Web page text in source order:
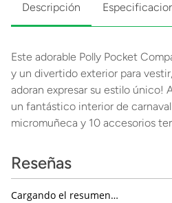
Descripción
Este adorable Polly Pocket
y un divertido exterior para
adoran expresar su estilo único!
un fantástico interior de
micromuñeca y 10 accesorios
Reseñas
Cargando el resumen…